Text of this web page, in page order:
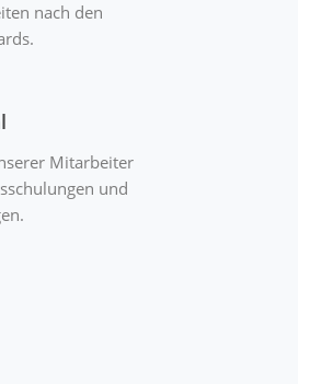
nach den
Mitarbeiter
und